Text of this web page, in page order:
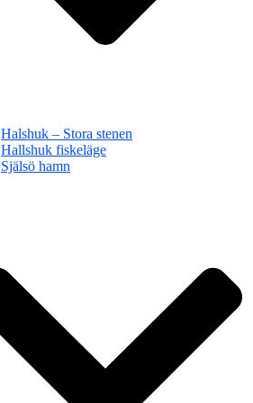
Halshuk – Stora stenen
Hallshuk fiskeläge
Själsö hamn